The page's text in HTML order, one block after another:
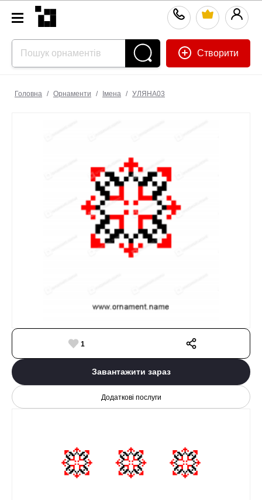
Створити
Головна / Орнаменти / Імена / УЛЯНА03
1
Завантажити зараз
Додаткові послуги